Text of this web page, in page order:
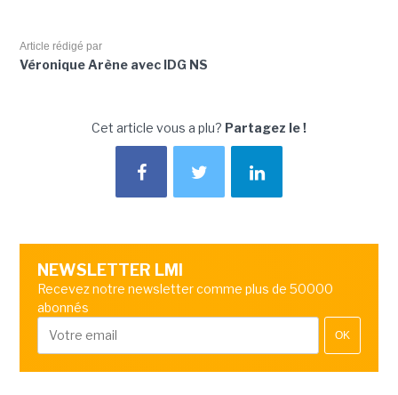
Article rédigé par
Véronique Arène avec IDG NS
Cet article vous a plu? Partagez le !
NEWSLETTER LMI
Recevez notre newsletter comme plus de 50000
abonnés
OK